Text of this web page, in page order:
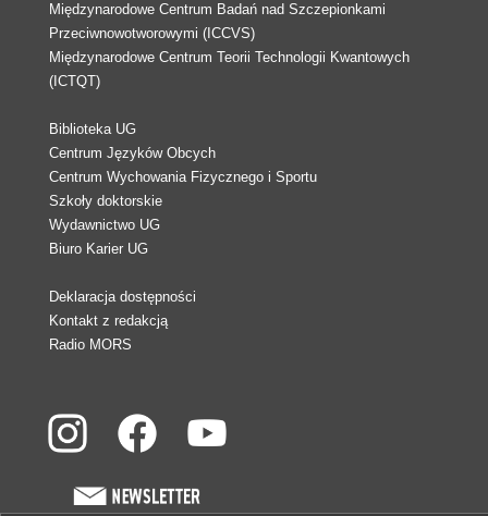
Międzynarodowe Centrum Badań nad Szczepionkami
Przeciwnowotworowymi (ICCVS)
Międzynarodowe Centrum Teorii Technologii Kwantowych
(ICTQT)
Biblioteka UG
Centrum Języków Obcych
Centrum Wychowania Fizycznego i Sportu
Szkoły doktorskie
Wydawnictwo UG
Biuro Karier UG
Deklaracja dostępności
Kontakt z redakcją
Radio MORS